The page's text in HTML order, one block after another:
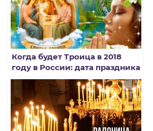
Когда будет Троица в 2018
году в России: дата праздника